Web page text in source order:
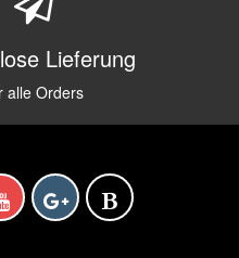
Lieferung
alle Orders